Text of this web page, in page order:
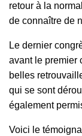
retour à la
de connaître de
Le dernier
avant le premier
belles
qui se sont
également
Voici le